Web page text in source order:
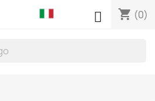
shopping_cart (0)
